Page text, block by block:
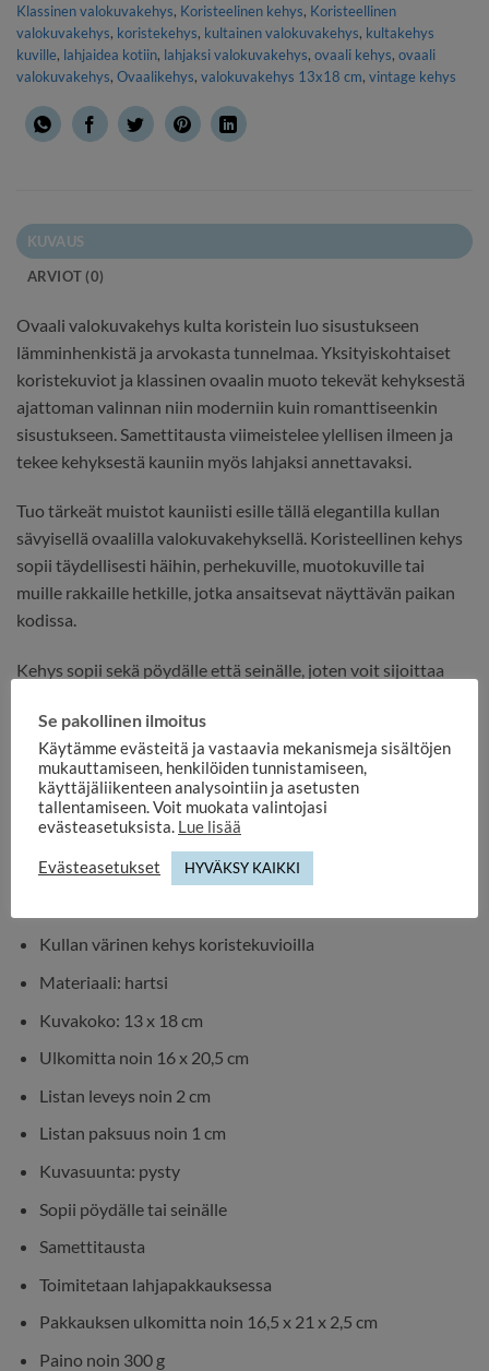
Klassinen valokuvakehys, Koristeelinen kehys, Koristeellinen
valokuvakehys, koristekehys, kultainen valokuvakehys, kultakehys
kuville, lahjaidea kotiin, lahjaksi valokuvakehys, ovaali kehys, ovaali
valokuvakehys, Ovaalikehys, valokuvakehys 13x18 cm, vintage kehys
KUVAUS
ARVIOT (0)
Ovaali valokuvakehys kulta koristein luo sisustukseen
lämminhenkistä ja arvokasta tunnelmaa. Yksityiskohtaiset
koristekuviot ja klassinen ovaalin muoto tekevät kehyksestä
ajattoman valinnan niin moderniin kuin romanttiseenkin
sisustukseen. Samettitausta viimeistelee ylellisen ilmeen ja
tekee kehyksestä kauniin myös lahjaksi annettavaksi.
Tuo tärkeät muistot kauniisti esille tällä elegantilla kullan
sävyisellä ovaalilla valokuvakehyksellä. Koristeellinen kehys
sopii täydellisesti häihin, perhekuville, muotokuville tai
muille rakkaille hetkille, jotka ansaitsevat näyttävän paikan
kodissa.
Kehys sopii sekä pöydälle että seinälle, joten voit sijoittaa
tavalla. Lahjapakkaus tekee tuotteesta valmiin yllätyksen
esimerkiksi syntymäpäivään, häälahjaksi, valmistujaisiin tai
muistoksi tärkeästä hetkestä.
Tämä kehys on ihana tapa säilyttää tärkeät muistot näkyvillä
arjessa – kauniisti ja tyylikkäästi.
Kullan värinen kehys koristekuvioilla
Materiaali: hartsi
Kuvakoko: 13 x 18 cm
Ulkomitta noin 16 x 20,5 cm
Listan leveys noin 2 cm
Listan paksuus noin 1 cm
Kuvasuunta: pysty
Sopii pöydälle tai seinälle
Samettitausta
Toimitetaan lahjapakkauksessa
Pakkauksen ulkomitta noin 16,5 x 21 x 2,5 cm
Paino noin 300 g
Se pakollinen ilmoitus
Käytämme evästeitä ja vastaavia mekanismeja sisältöjen
mukauttamiseen, henkilöiden tunnistamiseen,
käyttäjäliikenteen analysointiin ja asetusten
tallentamiseen. Voit muokata valintojasi
evästeasetuksista. Lue lisää
Evästeasetukset HYVÄKSY KAIKKI